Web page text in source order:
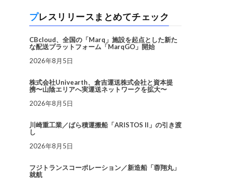
プレスリリースまとめてチェック
CBcloud、全国の「Marq」施設を起点とした新た
な配送プラットフォーム「MarqGO」開始
2026年8月5日
株式会社Univearth、倉吉運送株式会社と資本提
携〜山陰エリアへ実運送ネットワークを拡大〜
2026年8月5日
川崎重工業／ばら積運搬船「ARISTOS II」の引き渡
し
2026年8月5日
フジトランスコーポレーション／新造船「蓉翔丸」
就航